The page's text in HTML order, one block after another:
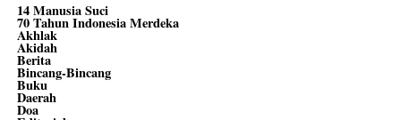
14 Manusia Suci
70 Tahun Indonesia Merdeka
Akhlak
Akidah
Berita
Bincang-Bincang
Buku
Daerah
Doa